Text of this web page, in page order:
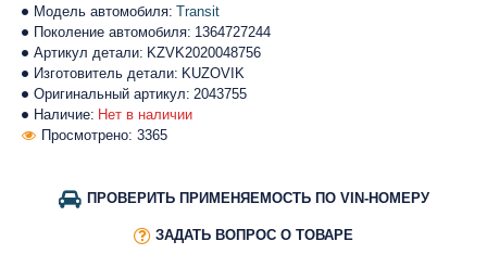
Наличие: Нет в наличии
Модель автомобиля: Transit
Поколение автомобиля: 1364727244
Артикул детали: KZVK2020048756
Изготовитель детали: KUZOVIK
Оригинальный артикул: 2043755
Просмотрено: 3365
ПРОВЕРИТЬ ПРИМЕНЯЕМОСТЬ ПО VIN-НОМЕРУ
ЗАДАТЬ ВОПРОС О ТОВАРЕ